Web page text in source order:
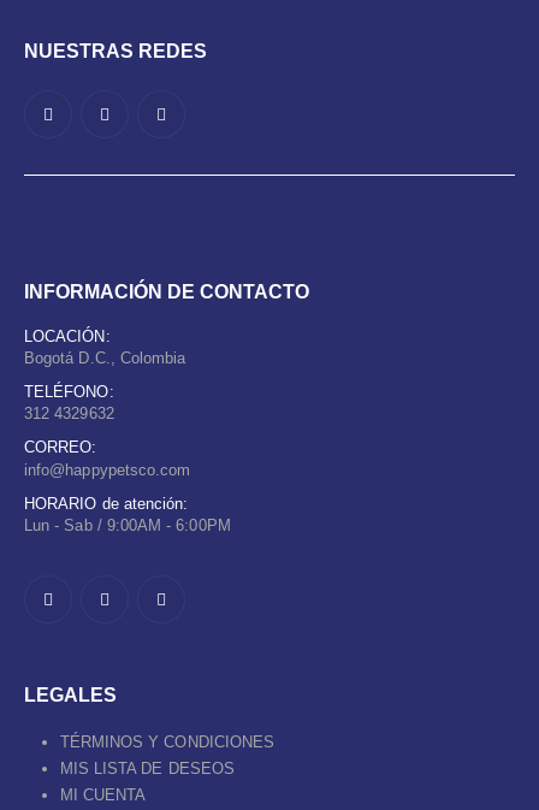
NUESTRAS REDES
INFORMACIÓN DE CONTACTO
LOCACIÓN:
Bogotá D.C., Colombia
TELÉFONO:
312 4329632
CORREO:
info@happypetsco.com
HORARIO de atención:
Lun - Sab / 9:00AM - 6:00PM
LEGALES
TÉRMINOS Y CONDICIONES
MIS LISTA DE DESEOS
MI CUENTA